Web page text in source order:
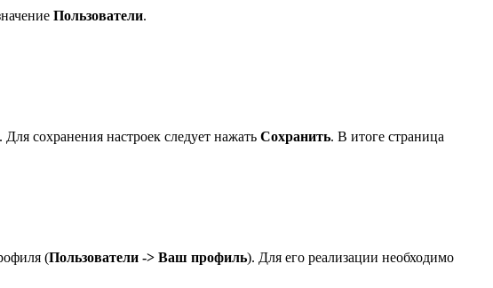
Пользователи.
Для сохранения настроек следует нажать Сохранить. В итоге страница
(Пользователи -> Ваш профиль). Для его реализации необходимо